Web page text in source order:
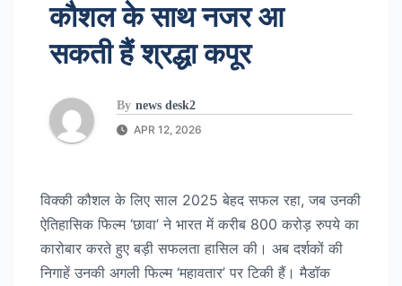
कौशल के साथ नजर आ
सकती हैं श्रद्धा कपूर
By news desk2
APR 12, 2026
विक्की कौशल के लिए साल 2025 बेहद सफल रहा, जब उनकी
ऐतिहासिक फिल्म ‘छावा’ ने भारत में करीब 800 करोड़ रुपये का
कारोबार करते हुए बड़ी सफलता हासिल की। अब दर्शकों की
निगाहें उनकी अगली फिल्म ‘महावतार’ पर टिकी हैं। मैडॉक